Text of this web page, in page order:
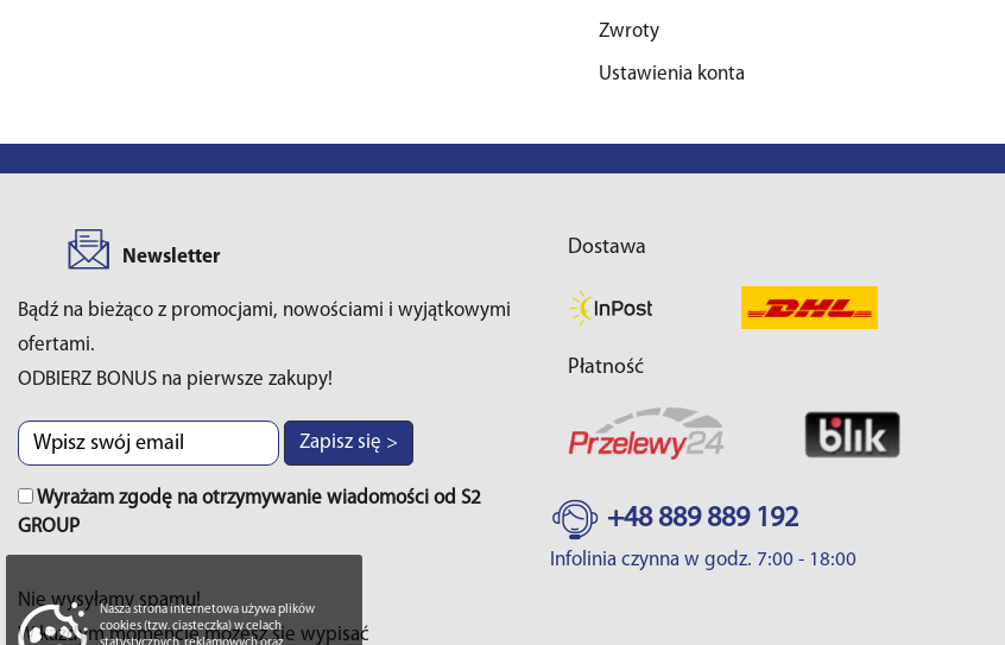
Zwroty
Ustawienia konta
Newsletter
Bądź na bieżąco z promocjami, nowościami i wyjątkowymi
ofertami.
ODBIERZ BONUS na pierwsze zakupy!
Zapisz się >
Wyrażam zgodę na otrzymywanie wiadomości od S2
GROUP
Nie wysyłamy spamu!
W każdym momencie możesz sie wypisać
Dostawa
Płatność
+48 889 889 192
Infolinia czynna w godz. 7:00 - 18:00
Nasza strona internetowa używa plików
cookies (tzw. ciasteczka) w celach